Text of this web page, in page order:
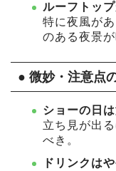
ルーフトッ
特に夜風が
のある夜景が
● 微妙・注意点
ショーの日
立ち見が出
べき。
ドリンクは